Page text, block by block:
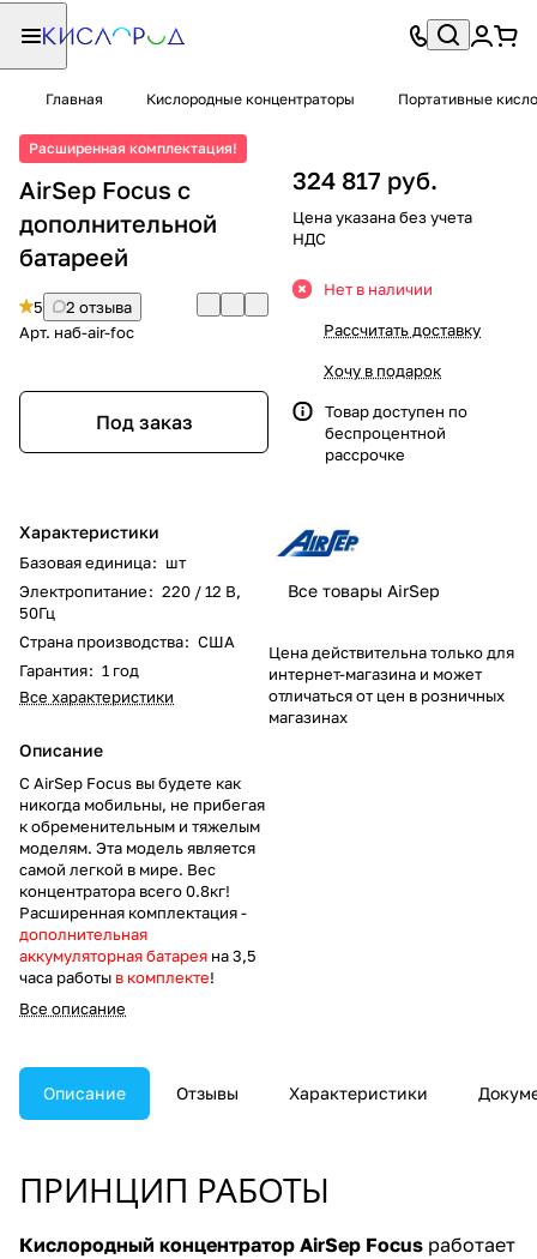
Главная Кислородные концентраторы Портативные
Расширенная комплектация!
AirSep Focus с
дополнительной
батареей
5
2 отзыва
Арт. наб-air-foc
Под заказ
Характеристики
Базовая единица: шт
Электропитание: 220 / 12 В,
50Гц
Страна производства: США
Гарантия: 1 год
Все характеристики
Описание
С AirSep Focus вы будете как
никогда мобильны, не прибегая
к обременительным и тяжелым
моделям. Эта модель является
самой легкой в мире. Вес
концентратора всего 0.8кг!
Расширенная комплектация -
дополнительная
аккумуляторная батарея на 3,5
часа работы в комплекте!
Все описание
324 817 руб.
Цена указана без учета
НДС
Нет в наличии
Рассчитать доставку
Хочу в подарок
Товар доступен по
беспроцентной
рассрочке
Все товары AirSep
Цена действительна только для
интернет-магазина и может
отличаться от цен в розничных
магазинах
Описание Отзывы Характеристики
ПРИНЦИП РАБОТЫ
Кислородный концентратор AirSep Focus работает